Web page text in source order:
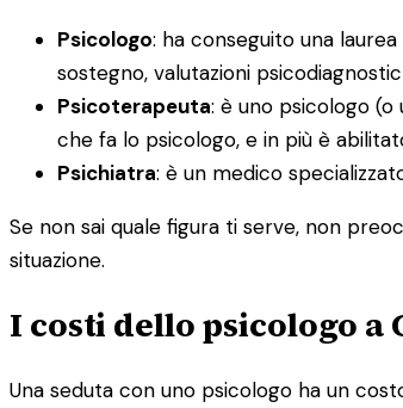
Psicologo: ha conseguito una
sostegno, valutazioni
Psicoterapeuta: è uno psicologo
che fa lo psicologo, e in più è
Psichiatra: è un medico
Se non sai quale figura ti serve, non
situazione.
I costi dello psicologo a
Una seduta con uno psicologo ha un